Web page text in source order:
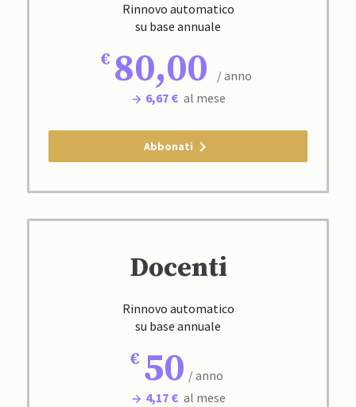
Rinnovo automatico
su base annuale
80,00
/ anno
6,67 € al mese
Abbonati
Docenti
Rinnovo automatico
su base annuale
50 / anno
4,17 € al mese